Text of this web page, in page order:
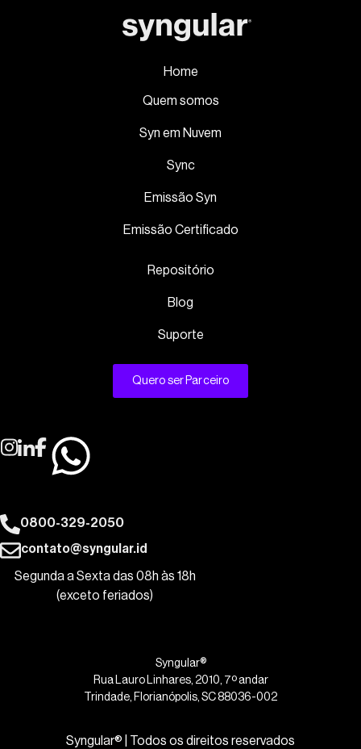
Home
Quem somos
Syn em Nuvem
Sync
Emissão Syn
Emissão Certificado
Repositório
Blog
Suporte
Quero ser Parceiro
0800-329-2050
contato@syngular.id
Segunda a Sexta das 08h às 18h
(exceto feriados)
Syngular®
Rua Lauro Linhares, 2010, 7º andar
Trindade, Florianópolis, SC 88036-002
Syngular® | Todos os direitos reservados